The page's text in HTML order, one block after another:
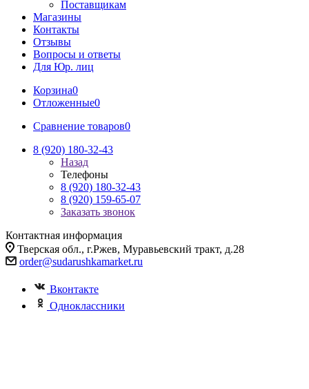
Поставщикам
Магазины
Контакты
Отзывы
Вопросы и ответы
Для Юр. лиц
Корзина0
Отложенные0
Сравнение товаров0
8 (920) 180-32-43
Назад
Телефоны
8 (920) 180-32-43
8 (920) 159-65-07
Заказать звонок
Контактная информация
Тверская обл., г.Ржев, Муравьевский тракт, д.28
order@sudarushkamarket.ru
Вконтакте
Одноклассники